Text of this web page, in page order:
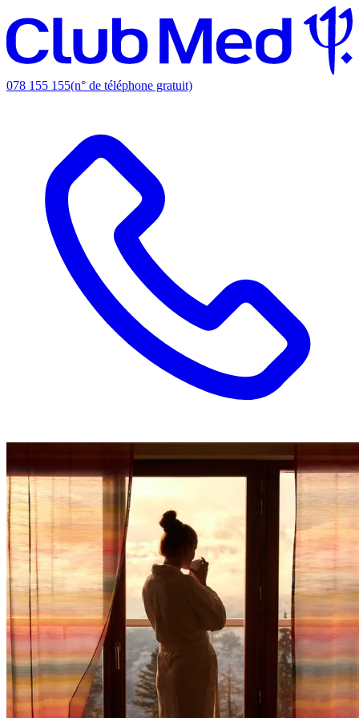
078 155 155(n° de téléphone gratuit)